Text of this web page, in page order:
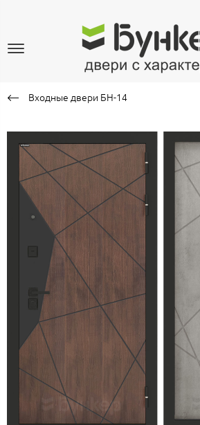
Входные двери БН-14